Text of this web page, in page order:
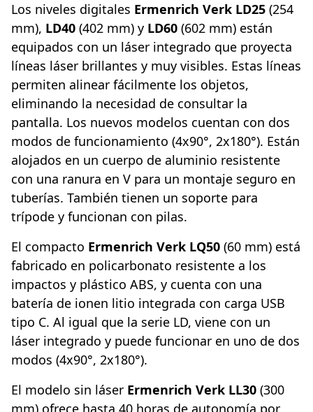
Los niveles digitales Ermenrich Verk LD25 (254
mm), LD40 (402 mm) y LD60 (602 mm) están
equipados con un láser integrado que proyecta
líneas láser brillantes y muy visibles. Estas líneas
permiten alinear fácilmente los objetos,
eliminando la necesidad de consultar la
pantalla. Los nuevos modelos cuentan con dos
modos de funcionamiento (4x90°, 2x180°). Están
alojados en un cuerpo de aluminio resistente
con una ranura en V para un montaje seguro en
tuberías. También tienen un soporte para
trípode y funcionan con pilas.
El compacto Ermenrich Verk LQ50 (60 mm) está
fabricado en policarbonato resistente a los
impactos y plástico ABS, y cuenta con una
batería de ionen litio integrada con carga USB
tipo C. Al igual que la serie LD, viene con un
láser integrado y puede funcionar en uno de dos
modos (4x90°, 2x180°).
El modelo sin láser Ermenrich Verk LL30 (300
mm) ofrece hasta 40 horas de autonomía por